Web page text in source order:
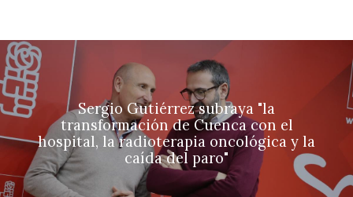
Sergio Gutiérrez subraya "la
transformación de Cuenca con el
hospital, la radioterapia oncológica y la
caída del paro"